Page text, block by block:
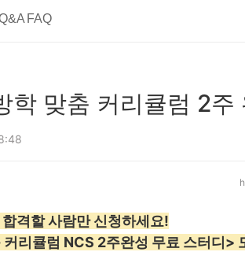
FAQ
온라인 강의
스마트학습실
FAQ
학 맞춤 커리큘럼 2
격할 사람만 신청하세요!
리큘럼 NCS 2주완성 무료 스터디>